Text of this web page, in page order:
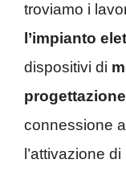
troviamo i
l’impianto
dispositivi di
connessione
l’attivazione di